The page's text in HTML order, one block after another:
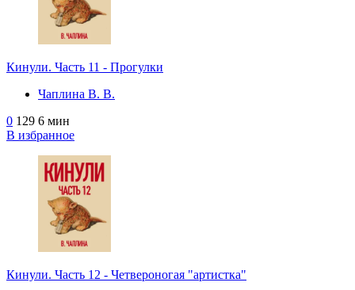
Кинули. Часть 11 - Прогулки
Чаплина В. В.
0 129 6 мин
В избранное
Кинули. Часть 12 - Четвероногая "артистка"